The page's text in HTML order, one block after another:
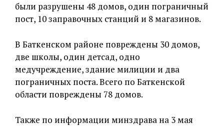
были разрушены 48 домов, один пограничный
пост, 10 заправочных станций и 8 магазинов.
В Баткенском районе повреждены 30 домов,
две школы, один детсад, одно
медучреждение, здание милиции и два
пограничных поста. Всего по Баткенской
области повреждены 78 домов.
Также по информации минздрава на 3 мая